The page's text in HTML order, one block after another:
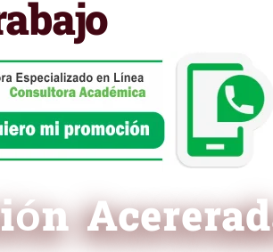
desafíos en la atención al
confianza y lealtad.
y ofrecer un servicio al
en PDF